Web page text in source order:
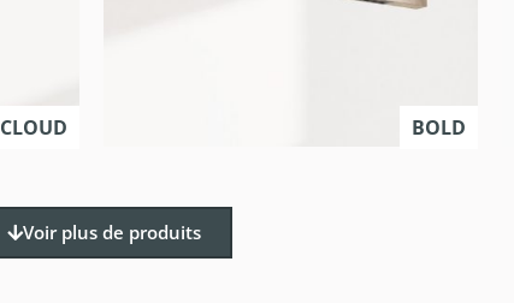
CLOUD BOLD
Voir plus de produits